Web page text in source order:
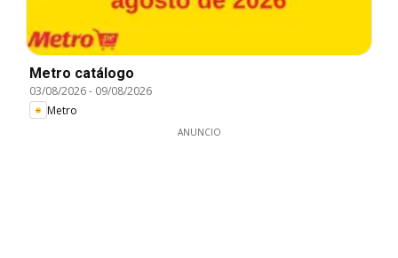
Metro catálogo
03/08/2026- 09/08/2026
Metro
ANUNCIO